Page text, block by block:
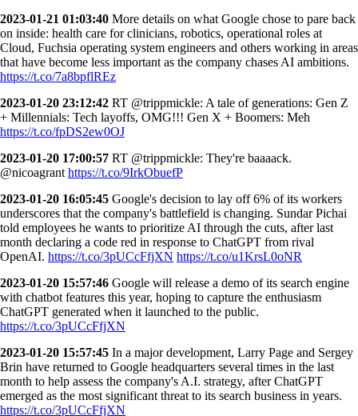
2023-01-21 01:03:40 More details on what Google chose to pare back
on inside: health care for clinicians, robotics, operational roles at
Cloud, Fuchsia operating system engineers and others working in areas
that have become less important as the company chases AI ambitions.
https://t.co/7a8bpflREz
2023-01-20 23:12:42 RT @trippmickle: A tale of generations: Gen Z
+ Millennials: Tech layoffs, OMG!!! Gen X + Boomers: Meh
https://t.co/fpDS2ew0OJ
2023-01-20 17:00:57 RT @trippmickle: They're baaaack.
@nicoagrant https://t.co/9IrkObuefP
2023-01-20 16:05:45 Google's decision to lay off 6% of its workers
underscores that the company's battlefield is changing. Sundar Pichai
told employees he wants to prioritize AI through the cuts, after last
month declaring a code red in response to ChatGPT from rival
OpenAI. https://t.co/3pUCcFfjXN https://t.co/u1KrsL0oNR
2023-01-20 15:57:46 Google will release a demo of its search engine
with chatbot features this year, hoping to capture the enthusiasm
ChatGPT generated when it launched to the public.
https://t.co/3pUCcFfjXN
2023-01-20 15:57:45 In a major development, Larry Page and Sergey
Brin have returned to Google headquarters several times in the last
month to help assess the company's A.I. strategy, after ChatGPT
emerged as the most significant threat to its search business in years.
https://t.co/3pUCcFfjXN